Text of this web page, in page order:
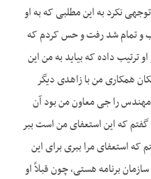
نکرد به این مطلبی که به او
و تمام شد رفت و حس کردم که
ترتیب داده که بیاید به من این
همکاری من با زاهدی دیگر
را جی معاون من بود آن
که این استعفای من است ببر
که استعفای مرا ببری برای این
برنامه هستی، چون قبلاً او